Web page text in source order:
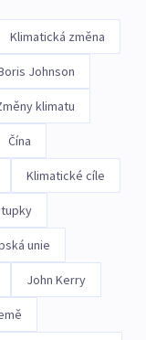
Klimatická změna
Johnson
klimatu
Čína
Klimatické cíle
unie
John Kerry